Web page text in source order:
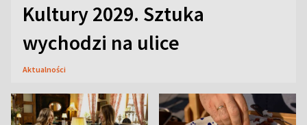
Kultury 2029. Sztuka
wychodzi na ulice
Aktualności